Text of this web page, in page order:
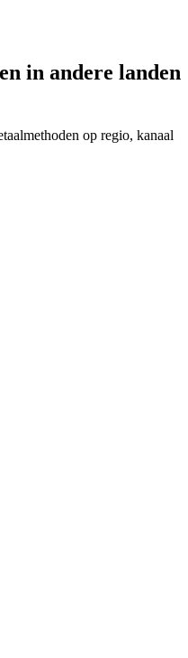
in andere landen
op regio, kanaal